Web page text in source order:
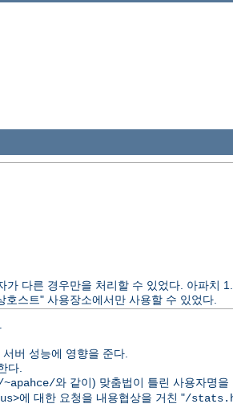
다른 경우만을 처리할 수 있었다. 아파치
스트" 사용장소에서만 사용할 수 있었다.
버 성능에 영향을 준다.
다.
와 같이) 맞춤법이 틀린 사용자명을
에 대한 요청을 내용협상을 거친 "/